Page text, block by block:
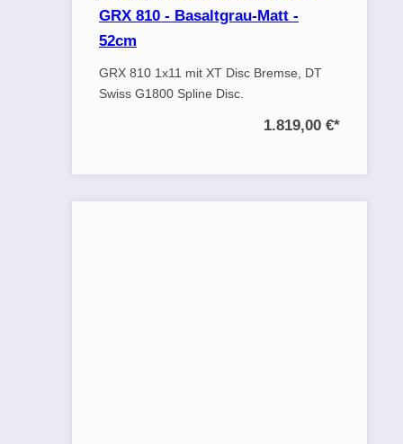
GRX 810 - Basaltgrau-Matt -
52cm
GRX 810 1x11 mit XT Disc Bremse, DT
Swiss G1800 Spline Disc.
1.819,00 €*